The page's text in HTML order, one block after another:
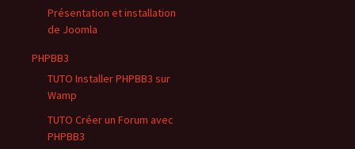
Présentation et installation
de Joomla
PHPBB3
TUTO Installer PHPBB3 sur
Wamp
TUTO Créer un Forum avec
PHPBB3